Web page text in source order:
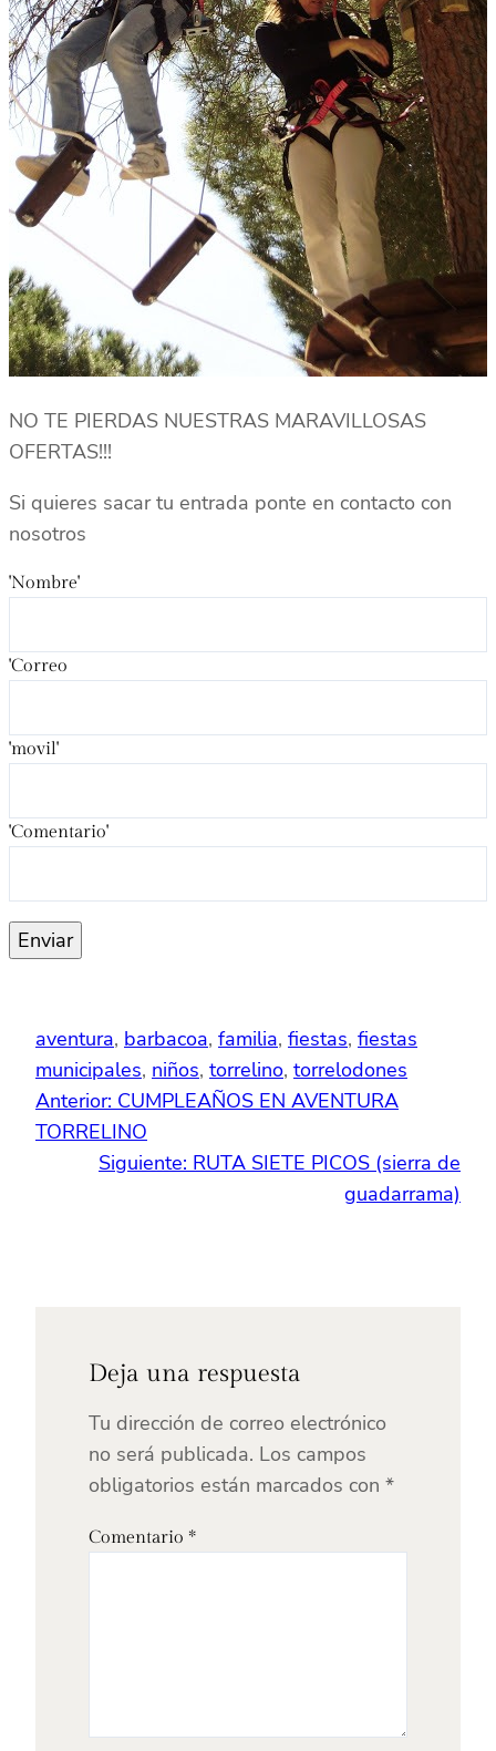
NO TE PIERDAS NUESTRAS MARAVILLOSAS
OFERTAS!!!
Si quieres sacar tu entrada ponte en contacto con
nosotros
'Nombre'
'Correo
'movil'
'Comentario'
Enviar
aventura, barbacoa, familia, fiestas, fiestas
municipales, niños, torrelino, torrelodones
Anterior: CUMPLEAÑOS EN AVENTURA
TORRELINO
Siguiente: RUTA SIETE PICOS (sierra de
guadarrama)
Deja una respuesta
Tu dirección de correo electrónico
no será publicada. Los campos
obligatorios están marcados con *
Comentario *